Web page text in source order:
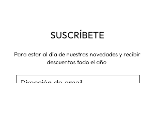
SUSCRÍBETE
Para estar al día de nuestras novedades y recibir
descuentos todo el año